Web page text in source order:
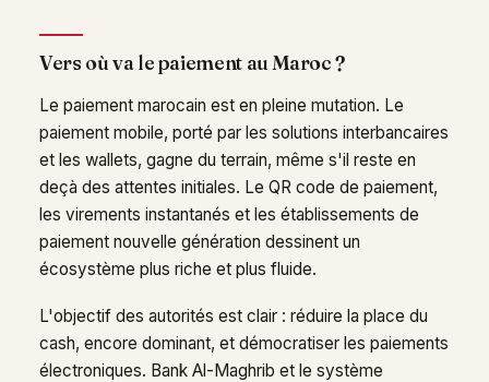
Vers où va le paiement au Maroc ?
Le paiement marocain est en pleine mutation. Le
paiement mobile, porté par les solutions interbancaires
et les wallets, gagne du terrain, même s'il reste en
deçà des attentes initiales. Le QR code de paiement,
les virements instantanés et les établissements de
paiement nouvelle génération dessinent un
écosystème plus riche et plus fluide.
L'objectif des autorités est clair : réduire la place du
cash, encore dominant, et démocratiser les paiements
électroniques. Bank Al-Maghrib et le système